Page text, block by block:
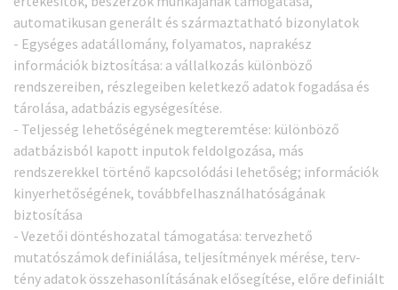
automatikusan generált és származtatható bizonylatok
- Egységes adatállomány, folyamatos, naprakész
információk biztosítása: a vállalkozás különböző
rendszereiben, részlegeiben keletkező adatok fogadása és
tárolása, adatbázis egységesítése.
- Teljesség lehetőségének megteremtése: különböző
adatbázisból kapott inputok feldolgozása, más
rendszerekkel történő kapcsolódási lehetőség; információk
kinyerhetőségének, továbbfelhasználhatóságának
biztosítása
- Vezetői döntéshozatal támogatása: tervezhető
mutatószámok definiálása, teljesítmények mérése, terv-
tény adatok összehasonlításának elősegítése, előre definiált